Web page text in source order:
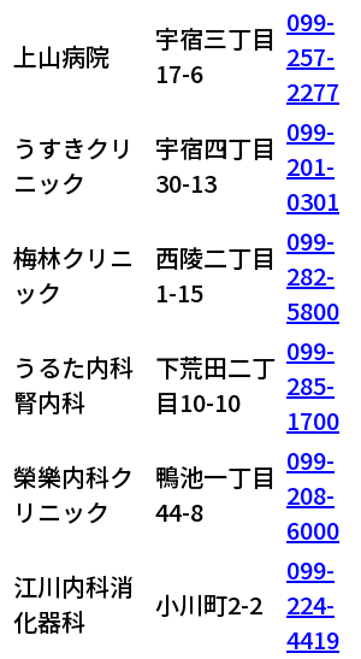
上山病院
宇宿三丁目
17-6
099-
257-
2277
うすきクリ
ニック
宇宿四丁目
30-13
099-
201-
0301
梅林クリニ
ック
西陵二丁目
1-15
099-
282-
5800
うるた内科
腎内科
下荒田二丁
目10-10
099-
285-
1700
榮樂内科ク
リニック
鴨池一丁目
44-8
099-
208-
6000
江川内科消
化器科
小川町2-2
099-
224-
4419